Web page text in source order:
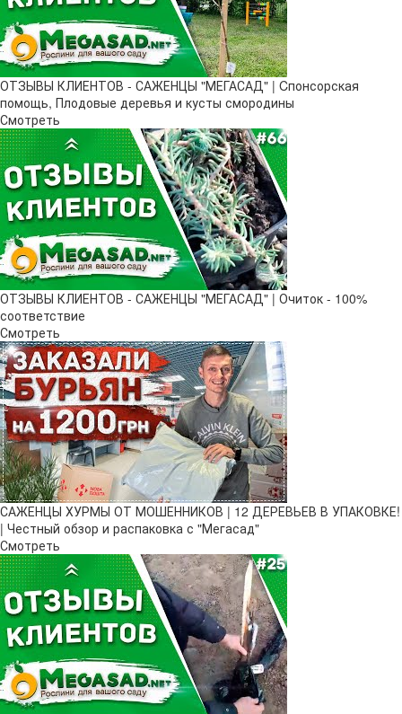
ОТЗЫВЫ КЛИЕНТОВ - САЖЕНЦЫ "МЕГАСАД" | Cпонсорская
помощь, Плодовые деревья и кусты смородины
Смотреть
ОТЗЫВЫ КЛИЕНТОВ - САЖЕНЦЫ "МЕГАСАД" | Очиток - 100%
соответствие
Смотреть
САЖЕНЦЫ ХУРМЫ ОТ МОШЕННИКОВ | 12 ДЕРЕВЬЕВ В УПАКОВКЕ!
| Честный обзор и распаковка с "Мегасад"
Смотреть